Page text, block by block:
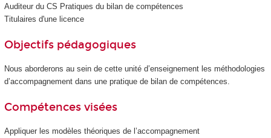
Auditeur du CS Pratiques du bilan de compétences
Titulaires d'une licence
Objectifs pédagogiques
Nous aborderons au sein de cette unité d’enseignement les méthodologies
d’accompagnement dans une pratique de bilan de compétences.
Compétences visées
Appliquer les modèles théoriques de l’accompagnement